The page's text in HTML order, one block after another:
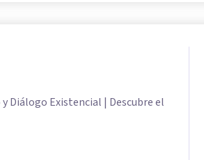
Diálogo Existencial | Descubre el